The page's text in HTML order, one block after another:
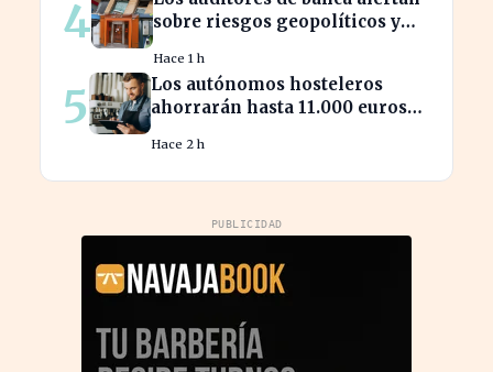
4
sobre riesgos geopolíticos y
Hace 1 h
5
Los autónomos hosteleros
ahorrarán hasta 11.000 euros
energética
Hace 2 h
PUBLICIDAD